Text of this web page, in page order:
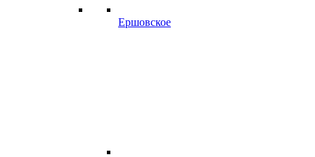
Ершовское